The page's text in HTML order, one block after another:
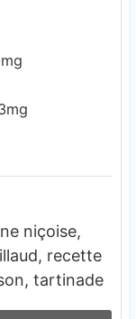
mg
mg
niçoise,
recette
tartinade